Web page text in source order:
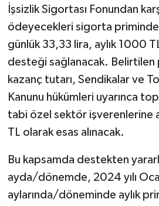
İşsizlik Sigortası Fonundan
ödeyecekleri sigorta
günlük 33,33 lira, aylık 1000
desteği sağlanacak. Belirtilen
kazanç tutarı, Sendikalar ve
Kanunu hükümleri uyarınca
tabi özel sektör işverenlerine
TL olarak esas alınacak.
Bu kapsamda destekten
ayda/dönemde, 2024 yılı
aylarında/döneminde aylık